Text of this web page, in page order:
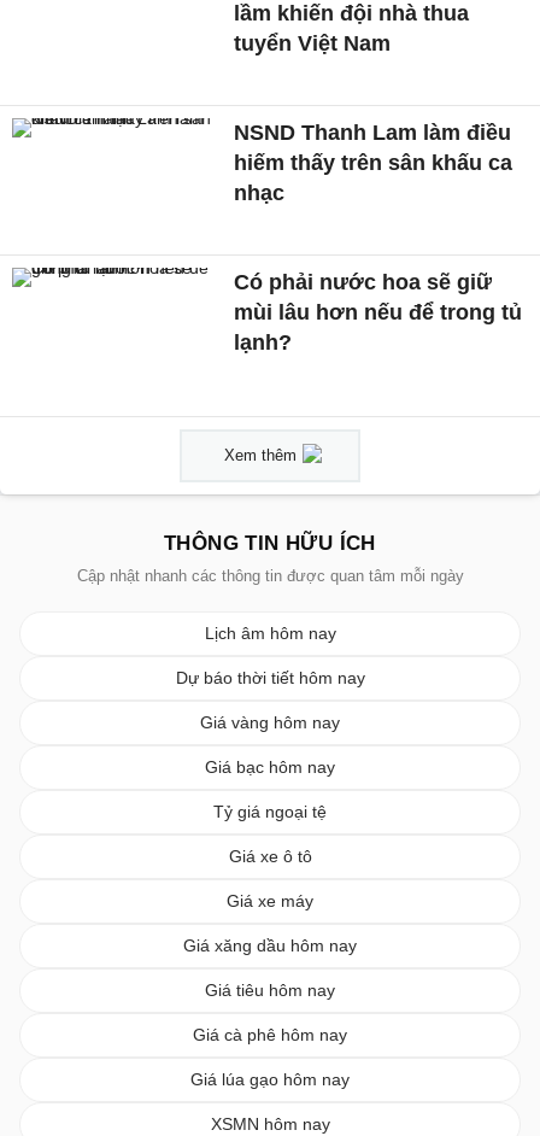
lầm khiến đội nhà thua
tuyển Việt Nam
NSND Thanh Lam làm điều
hiếm thấy trên sân khấu ca
nhạc
Có phải nước hoa sẽ giữ
mùi lâu hơn nếu để trong tủ
lạnh?
Xem thêm
THÔNG TIN HỮU ÍCH
Cập nhật nhanh các thông tin được quan tâm mỗi ngày
Lịch âm hôm nay
Dự báo thời tiết hôm nay
Giá vàng hôm nay
Giá bạc hôm nay
Tỷ giá ngoại tệ
Giá xe ô tô
Giá xe máy
Giá xăng dầu hôm nay
Giá tiêu hôm nay
Giá cà phê hôm nay
Giá lúa gạo hôm nay
XSMN hôm nay